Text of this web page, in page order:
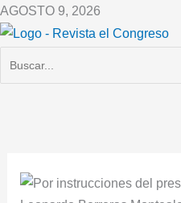
Ir
al
AGOSTO 9, 2026